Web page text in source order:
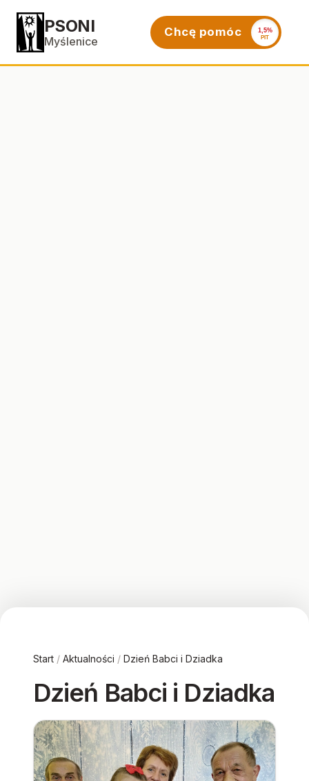
PSONI
Myślenice
Chcę pomóc 1,5%
PIT
Start / Aktualności / Dzień Babci i Dziadka
Dzień Babci i Dziadka